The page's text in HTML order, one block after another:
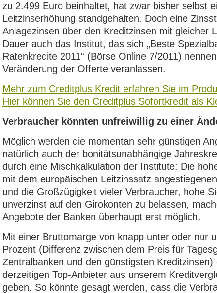
zu 2.499 Euro beinhaltet, hat zwar bisher selbst
Leitzinserhöhung standgehalten. Doch eine
Anlagezinsen über den Kreditzinsen mit gleicher
Dauer auch das Institut, das sich „Beste
Ratenkredite 2011“ (Börse Online 7/2011)
Veränderung der Offerte veranlassen.
Mehr zum Creditplus Kredit erfahren Sie im
Hier können Sie den Creditplus Sofortkredit als
Verbraucher könnten unfreiwillig zu einer
Möglich werden die momentan sehr günstigen
natürlich auch der bonitätsunabhängige
durch eine Mischkalkulation der Institute: Die
mit dem europäischen Leitzinssatz
und die Großzügigkeit vieler Verbraucher, hohe
unverzinst auf den Girokonten zu belassen,
Angebote der Banken überhaupt erst möglich.
Mit einer Bruttomarge von knapp unter oder nur
Prozent (Differenz zwischen dem Preis für
Zentralbanken und den günstigsten Kreditzinsen)
derzeitigen Top-Anbieter aus unserem
geben. So könnte gesagt werden, dass die